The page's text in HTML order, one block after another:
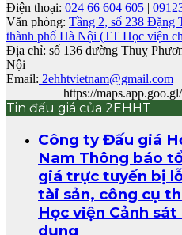
Điện thoại: 024 66 604 605 |
Văn phòng: Tầng 2, số 238 Đặng
thành phố Hà Nội (TT Học viện
Địa chỉ: số 136 đường Thuỵ
Nội
Email: 2ehhtvietnam@gmail.com
https://
Tin đấu giá của 2EHHT
Công ty Đấu giá
Nam Thông báo
giá trực tuyến bị
tài sản, công cụ
Học viện Cảnh
dụng